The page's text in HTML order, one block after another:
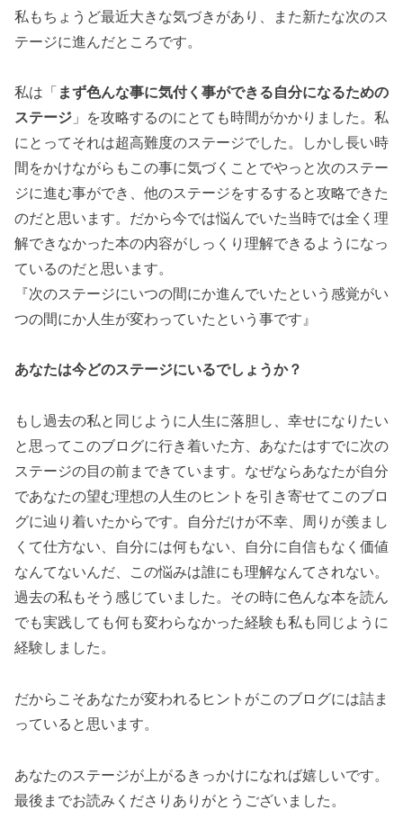
私もちょうど最近大きな気づきがあり、また新たな次のス
テージに進んだところです。
私は「 まず色んな事に気付く事ができる自分になるための
ステージ 」を攻略するのにとても時間がかかりました。私
にとってそれは超高難度のステージでした。しかし長い時
間をかけながらもこの事に気づくことでやっと次のステー
ジに進む事ができ、他のステージをするすると攻略できた
のだと思います。だから今では悩んでいた当時では全く理
解できなかった本の内容がしっくり理解できるようになっ
ているのだと思います。
『次のステージにいつの間にか進んでいたという感覚がい
つの間にか人生が変わっていたという事です』
あなたは今どのステージにいるでしょうか？
もし過去の私と同じように人生に落胆し、幸せになりたい
と思ってこのブログに行き着いた方、あなたはすでに次の
ステージの目の前まできています。なぜならあなたが自分
であなたの望む理想の人生のヒントを引き寄せてこのブロ
グに辿り着いたからです。自分だけが不幸、周りが羨まし
くて仕方ない、自分には何もない、自分に自信もなく価値
なんてないんだ、この悩みは誰にも理解なんてされない。
過去の私もそう感じていました。その時に色んな本を読ん
でも実践しても何も変わらなかった経験も私も同じように
経験しました。
だからこそあなたが変われるヒントがこのブログには詰ま
っていると思います。
あなたのステージが上がるきっかけになれば嬉しいです。
最後までお読みくださりありがとうございました。